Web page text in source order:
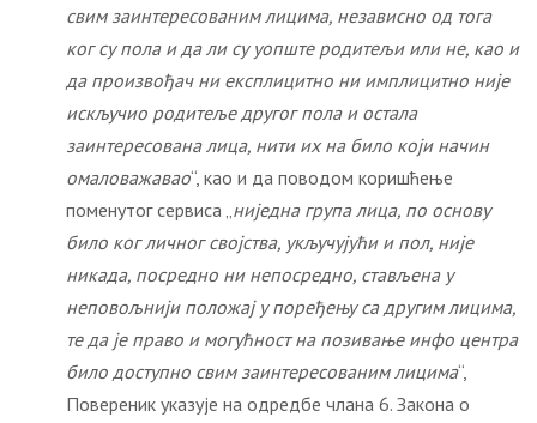
свим заинтересованим лицима, независно од тога
ког су пола и да ли су уопште родитељи или не, као и
да произвођач ни експлицитно ни имплицитно није
искључио родитеље другог пола и остала
заинтересована лица, нити их на било који начин
омаловажавао“, као и да поводом коришћење
поменутог сервиса „ниједна група лица, по основу
било ког личног својства, укључујући и пол, није
никада, посредно ни непосредно, стављена у
неповољнији положај у поређењу са другим лицима,
те да је право и могућност на позивање инфо центра
било доступно свим заинтересованим лицима“,
Повереник указује на одредбе члана 6. Закона о